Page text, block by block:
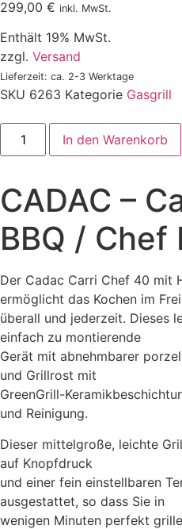
299,00 € inkl. MwSt.
Enthält 19% MwSt.
zzgl. Versand
Lieferzeit: ca. 2-3 Werktage
SKU 6263 Kategorie Gasgrill
CADAC
Carri
BBQ
/
Chef
Pan
Menge
In den Warenkorb
CADAC –
BBQ / Chef
Der Cadac Carri Chef 40 mit
ermöglicht das Kochen im
überall und jederzeit. Dieses
einfach zu montierende
Gerät mit abnehmbarer
und Grillrost mit
GreenGrill-
und Reinigung.
Dieser mittelgroße, leichte
auf Knopfdruck
und einer fein einstellbaren
ausgestattet, so dass Sie in
wenigen Minuten perfekt